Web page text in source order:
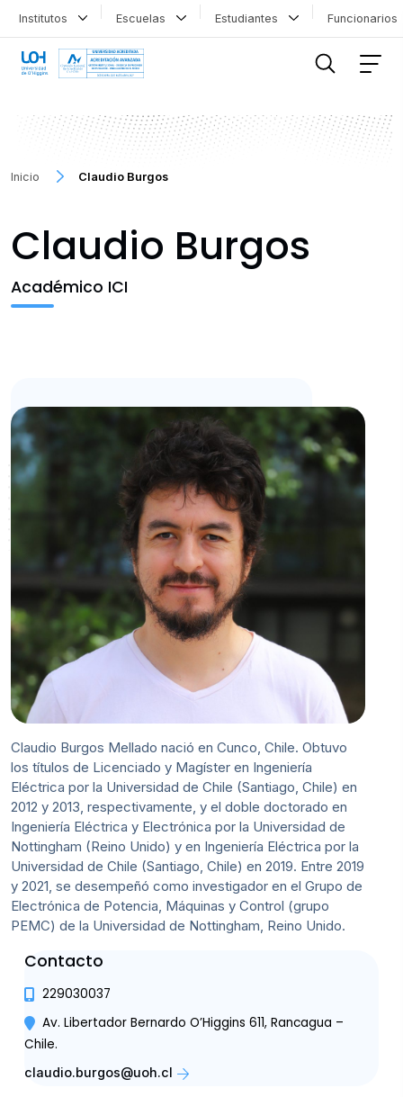
Institutos Escuelas Estudiantes
Inicio Claudio Burgos
Claudio Burgos
Académico ICI
Claudio Burgos Mellado nació en Cunco, Chile. Obtuvo
los títulos de Licenciado y Magíster en Ingeniería
Eléctrica por la Universidad de Chile (Santiago, Chile) en
2012 y 2013, respectivamente, y el doble doctorado en
Ingeniería Eléctrica y Electrónica por la Universidad de
Nottingham (Reino Unido) y en Ingeniería Eléctrica por la
Universidad de Chile (Santiago, Chile) en 2019. Entre 2019
y 2021, se desempeñó como investigador en el Grupo de
Electrónica de Potencia, Máquinas y Control (grupo
PEMC) de la Universidad de Nottingham, Reino Unido.
Contacto
229030037
Av. Libertador Bernardo O’Higgins 611, Rancagua –
Chile.
claudio.burgos@uoh.cl